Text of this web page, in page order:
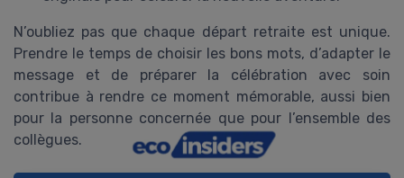
N’oubliez pas que chaque départ retraite est unique.
Prendre le temps de choisir les bons mots, d’adapter le
message et de préparer la célébration avec soin
contribue à rendre ce moment mémorable, aussi bien
pour la personne concernée que pour l’ensemble des
collègues.